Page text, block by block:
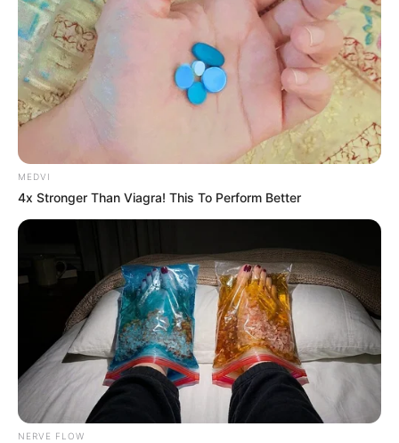
MEDVI
4x Stronger Than Viagra! This To Perform Better
NERVE FLOW